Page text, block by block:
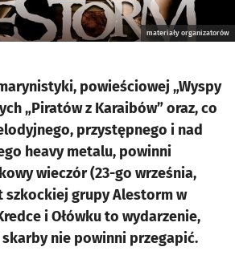
materiały organizatorów
powieściowej „Wyspy
„Piratów z Karaibów” oraz, co
przystępnego i nad
heavy metalu, powinni
wieczór (23-go września,
szkockiej grupy Alestorm w
i Ołówku to wydarzenie,
skarby nie powinni przegapić.